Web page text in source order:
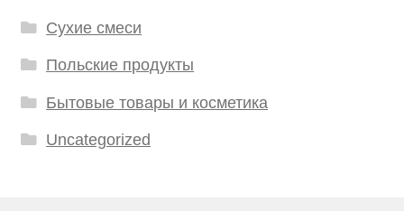
Сухие смеси
Польские продукты
Бытовые товары и косметика
Uncategorized